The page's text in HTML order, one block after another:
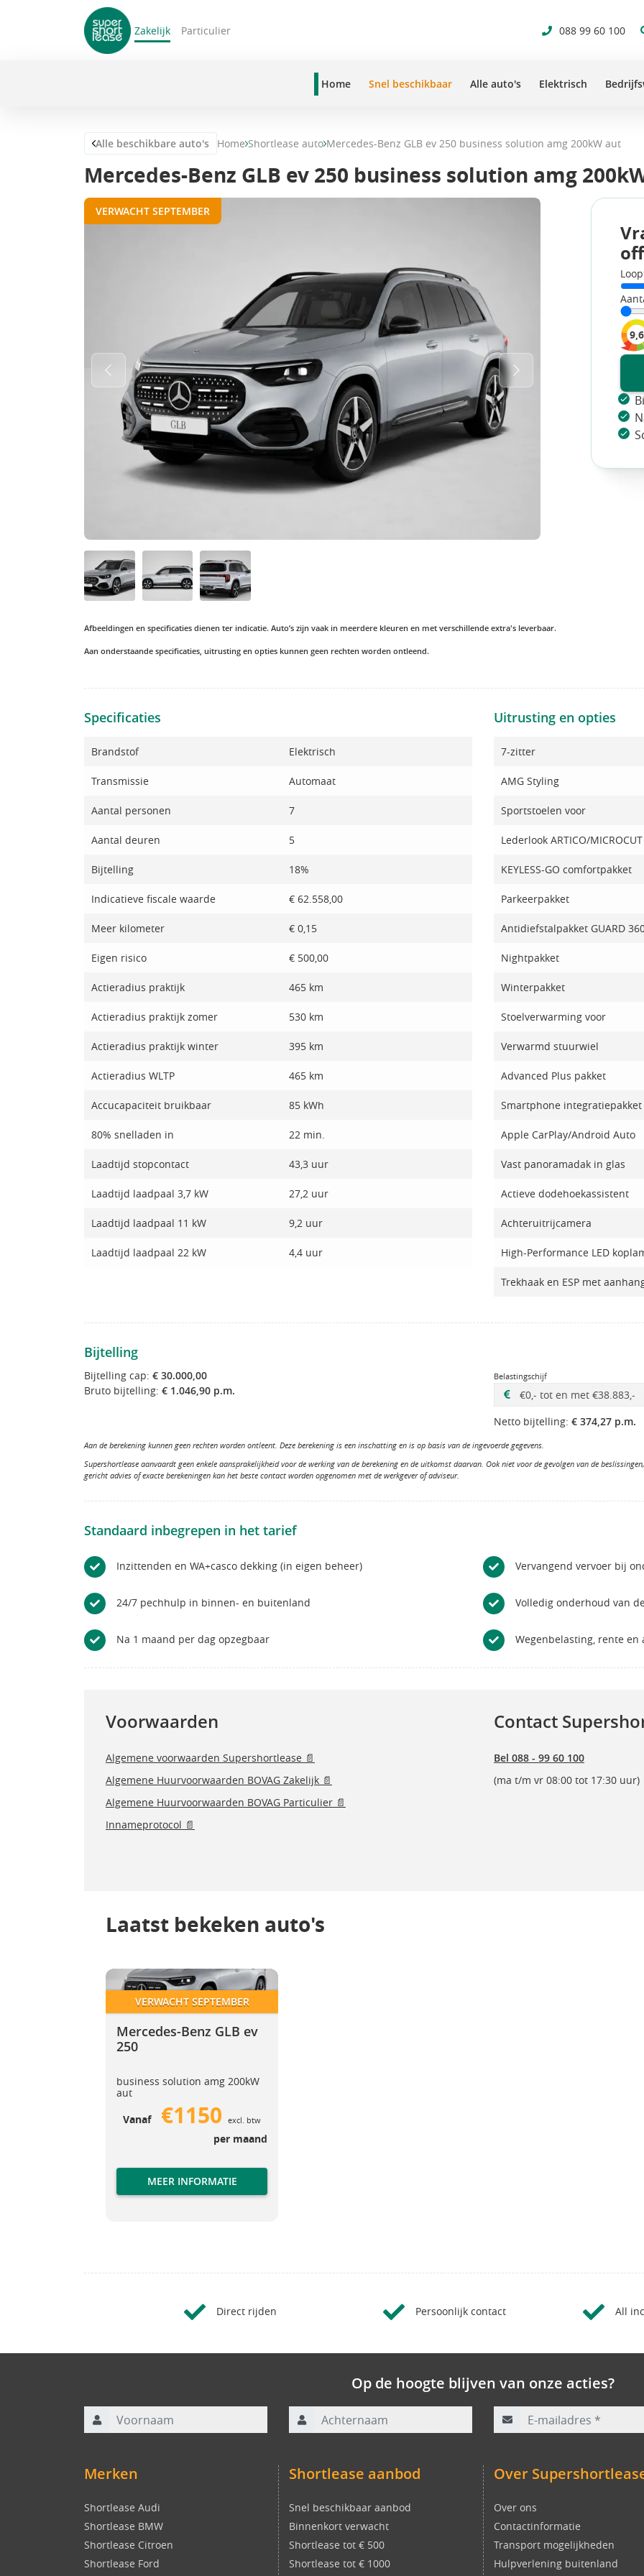
Zakelijk Particulier 088 99 60 100
Home Snel beschikbaar Alle auto's Elektrisch
Alle beschikbare auto's Home Shortlease auto Mercedes-Benz GLB ev 250 business solution amg 200kW aut
Mercedes-Benz GLB ev 250 business solution amg
VERWACHT SEPTEMBER
9,6
Afbeeldingen en specificaties dienen ter indicatie. Auto’s zijn vaak in meerdere kleuren en met verschillende extra's leverbaar.
Aan onderstaande specificaties, uitrusting en opties kunnen geen rechten worden ontleend.
Specificaties
Brandstof Elektrisch
Transmissie Automaat
Aantal personen 7
Aantal deuren 5
Bijtelling 18%
Indicatieve fiscale waarde € 62.558,00
Meer kilometer € 0,15
Eigen risico € 500,00
Actieradius praktijk 465 km
Actieradius praktijk zomer 530 km
Actieradius praktijk winter 395 km
Actieradius WLTP 465 km
Accucapaciteit bruikbaar 85 kWh
80% snelladen in 22 min.
Laadtijd stopcontact 43,3 uur
Laadtijd laadpaal 3,7 kW 27,2 uur
Laadtijd laadpaal 11 kW 9,2 uur
Laadtijd laadpaal 22 kW 4,4 uur
Uitrusting en opties
7-zitter
AMG Styling
Sportstoelen voor
Lederlook ARTICO/
KEYLESS-GO comfortpakket
Parkeerpakket
Antidiefstalpakket GUARD
Nightpakket
Winterpakket
Stoelverwarming voor
Verwarmd stuurwiel
Advanced Plus pakket
Smartphone integratiepakket
Apple CarPlay/Android Auto
Vast panoramadak in glas
Actieve dodehoekassistent
Achteruitrijcamera
High-Performance LED
Trekhaak en ESP met
Bijtelling
Bijtelling cap: € 30.000,00
Bruto bijtelling: € 1.046,90 p.m.
Belastingschijf
Netto bijtelling: € 374,27 p.m.
Aan de berekening kunnen geen rechten worden ontleent. Deze berekening is een inschatting en is op basis van de ingevoerde gegevens.
Supershortlease aanvaardt geen enkele aansprakelijkheid voor de werking van de berekening en de uitkomst daarvan. Ook niet voor de gevolgen van de
gericht advies of exacte berekeningen kan het beste contact worden opgenomen met de werkgever of adviseur.
Standaard inbegrepen in het tarief
Inzittenden en WA+casco dekking (in eigen beheer) Vervangend vervoer bij
24/7 pechhulp in binnen- en buitenland Volledig onderhoud van
Na 1 maand per dag opzegbaar Wegenbelasting, rente en
Voorwaarden
Algemene voorwaarden Supershortlease 📄
Algemene Huurvoorwaarden BOVAG Zakelijk 📄
Algemene Huurvoorwaarden BOVAG Particulier 📄
Innameprotocol 📄
Contact
Bel 088 - 99 60 100
(ma t/m vr 08:00 tot 17:30 uur)
Laatst bekeken auto's
Mercedes-Benz GLB ev 250
Mercedes-Benz GLB ev 250
VERWACHT SEPTEMBER
Mercedes-Benz GLB ev
250
business solution amg 200kW
aut
Vanaf
€1150 excl. btw
per maand
MEER INFORMATIE
Direct rijden Persoonlijk contact All
Op de hoogte blijven van onze acties?
Merken
Shortlease Audi
Shortlease BMW
Shortlease Citroen
Shortlease Ford
Shortlease aanbod
Snel beschikbaar aanbod
Binnenkort verwacht
Shortlease tot € 500
Shortlease tot € 1000
Over
Over ons
Contactinformatie
Transport mogelijkheden
Hulpverlening buitenland